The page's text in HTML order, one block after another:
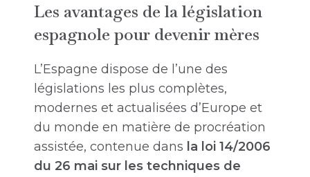
Les avantages de la législation
espagnole pour devenir mères
L’Espagne dispose de l’une des
législations les plus complètes,
modernes et actualisées d’Europe et
du monde en matière de procréation
assistée, contenue dans la loi 14/2006
du 26 mai sur les techniques de